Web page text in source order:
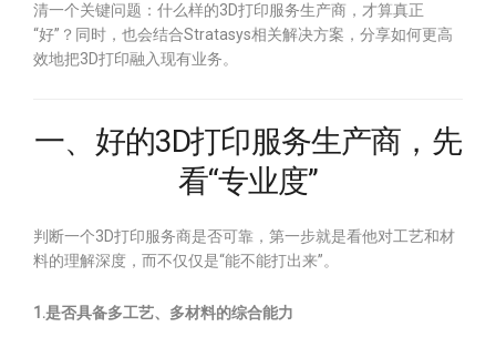
清一个关键问题：什么样的3D打印服务生产商，才算真正
“好”？同时，也会结合Stratasys相关解决方案，分享如何更高
效地把3D打印融入现有业务。
一、好的3D打印服务生产商，先
看“专业度”
判断一个3D打印服务商是否可靠，第一步就是看他对工艺和材
料的理解深度，而不仅仅是“能不能打出来”。
1.是否具备多工艺、多材料的综合能力